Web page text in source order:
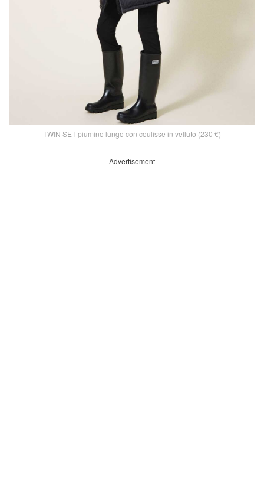
TWIN SET piumino lungo con coulisse in velluto (230 €)
Advertisement